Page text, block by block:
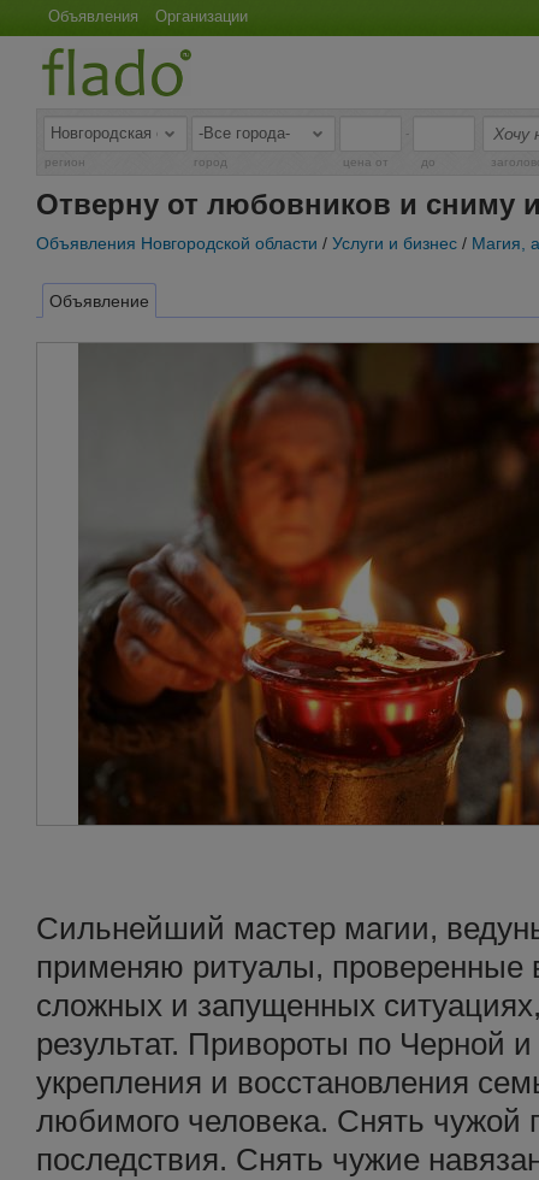
Объявления Организации
-
регион город цена от до
Отверну от любовников и сниму
Объявления Новгородской области / Услуги и бизнес / Магия,
Объявление
Сильнейший мастер магии,
применяю ритуалы, проверенные
сложных и запущенных
результат. Привороты по Черной
укрепления и восстановления
любимого человека. Снять чужой
последствия. Снять чужие